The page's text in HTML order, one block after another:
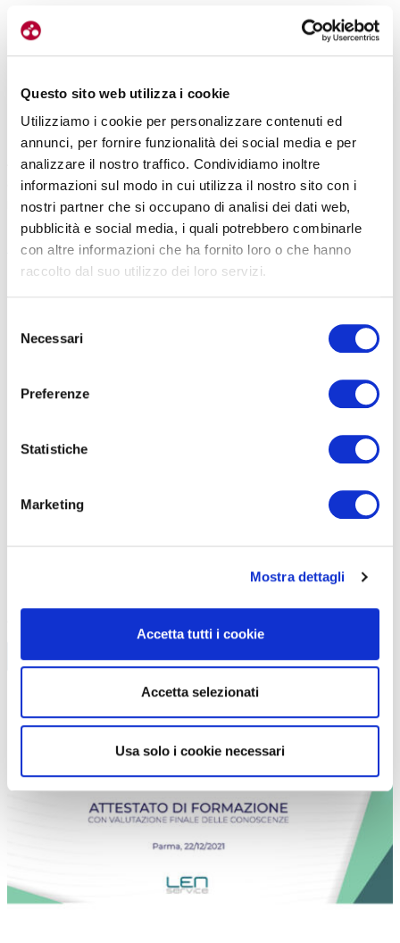
Questo sito web utilizza i cookie
Utilizziamo i cookie per personalizzare contenuti ed
annunci, per fornire funzionalità dei social media e per
analizzare il nostro traffico. Condividiamo inoltre
informazioni sul modo in cui utilizza il nostro sito con i
nostri partner che si occupano di analisi dei dati web,
pubblicità e social media, i quali potrebbero combinarle
con altre informazioni che ha fornito loro o che hanno
raccolto dal suo utilizzo dei loro servizi.
delNecessari
Preferenze
Statistiche
Marketing
Mostra dettagli
Accetta tutti i cookie
Accetta selezionati
Usa solo i cookie necessari
Ampio spazio è dedicato al PSCL. Vengono illustrate tutte le fasi:
analisi iniziale, raccolta dati, elaborazione e monitoraggio. Non
mancano focus su strumenti digitali, app e sistemi di rilevazione.
Un altro pilastro del percorso è la comunicazione. Ilmobility
managerdeve saper coinvolgere le persone. Deve guidare il
cambiamento. Per questo vengono trattati anche aspetti legati alle
Professionisti attivi nel settore, con esperienza concreta sul
innovazione.Luca Savi
, ingegnere gestionale specializzato in
, consulente esperto in analisi dei
dati e pianificazione. Un mix di competenze tecniche, strategiche e
operative.